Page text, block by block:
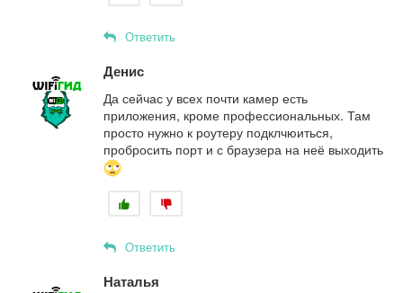
Ответить
Денис
Да сейчас у всех почти камер есть
приложения, кроме профессиональных. Там
просто нужно к роутеру подклчюиться,
пробросить порт и с браузера на неё выходить
Ответить
Наталья